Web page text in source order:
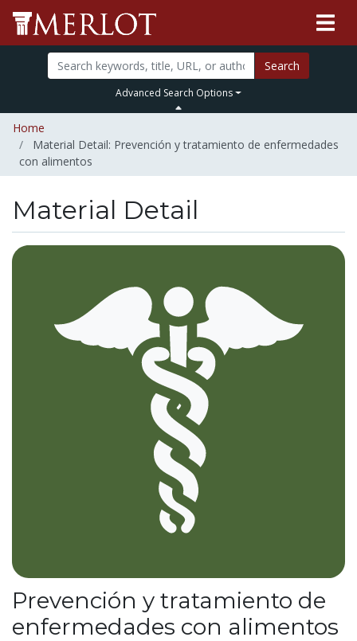
Search
Advanced Search Options
Home
Material Detail: Prevención y tratamiento de enfermedades
con alimentos
Material Detail
Prevención y tratamiento de
enfermedades con alimentos